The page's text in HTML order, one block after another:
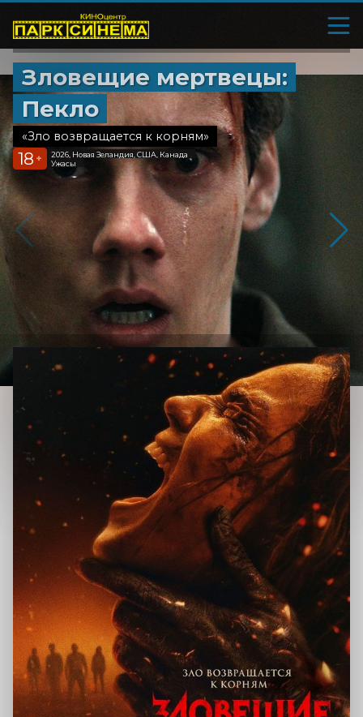
Зловещие мертвецы:
Пекло
«Зло возвращается к корням»
18 +
2026, Новая Зеландия, США, Канада
Ужасы